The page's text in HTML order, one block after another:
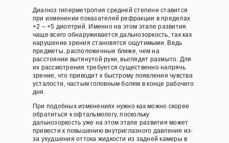
Диагноз гиперметропия средней степени ставится
при изменении показателей рефракции в пределах
+2 – +5 диоптрий. Именно на этом этапе развития
чаще всего обнаруживается дальнозоркость, так как
нарушение зрения становятся ощутимыми. Ведь
предметы, расположенные ближе, чем на
расстоянии вытянутой руки, выглядят размыто. Для
их рассмотрения требуется существенно напрячь
зрение, что приводит к быстрому появления чувства
усталости, частым головным болям в конце рабочего
дня.
При подобных изменениях нужно как можно скорее
обратиться к офтальмологу, поскольку
дальнозоркость уже на этом этапе развития может
привести к повышению внутриглазного давления из-
за ухудшения оттока жидкости из задней камеры в